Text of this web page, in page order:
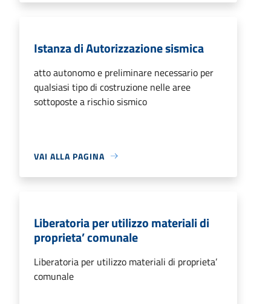
Istanza di Autorizzazione sismica
atto autonomo e preliminare necessario per
qualsiasi tipo di costruzione nelle aree
sottoposte a rischio sismico
VAI ALLA PAGINA
Liberatoria per utilizzo materiali di
proprieta’ comunale
Liberatoria per utilizzo materiali di proprieta’
comunale